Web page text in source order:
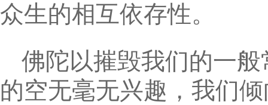
众生的相互依存性。
佛陀以摧毁我们的一
的空无毫无兴趣，我们